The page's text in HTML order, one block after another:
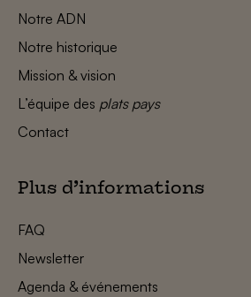
Notre ADN
Notre historique
Mission & vision
L’équipe des plats pays
Contact
Plus d’informations
FAQ
Newsletter
Agenda & événements